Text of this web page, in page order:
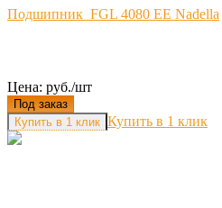
Подшипник FGL 4080 EE Nadella
Цена: руб./шт
Под заказ
Купить в 1 клик